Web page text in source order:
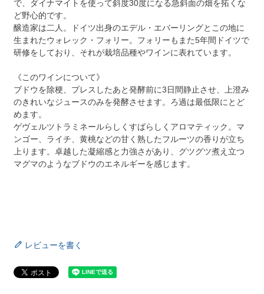
で、ダイナマイトを使って斜度30度になる急斜面の畑を拓くな
ど野心的です。
醸造家は二人。ドイツ出身のエデル・エバーリングとこの地に
生まれたウォレック・フォリー。フォリーもまた5年間ドイツで
研修をしており、それが栽培品種やワインに表れています。
《このワインについて》
ブドウを除梗、プレスしたあと発酵前に3日間静止させ、上澄み
のきれいなジュースのみを発酵させます。ろ過は最低限にとど
めます。
ゲヴェルツトラミネールらしくすばらしくアロマティック。マ
ンゴー、ライチ、黄桃などの甘く熟したフルーツの香りが立ち
上ります。卓越した凝縮感と力強さがあり、グツグツ煮え立つ
マグマのようなブドウのエネルギーを感じます。
レビューを書く